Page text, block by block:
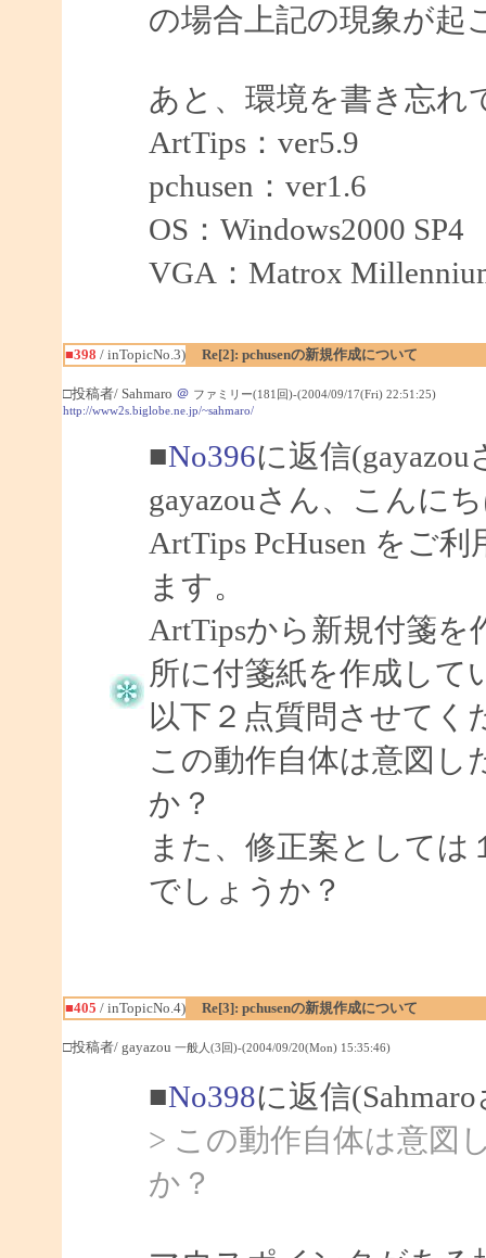
の場合上記の現象が起
あと、環境を書き忘れ
ArtTips：ver5.9
pchusen：ver1.6
OS：Windows2000 SP4
VGA：Matrox
■398 / inTopicNo.3) Re[2]: pchusenの新規作成について
□投稿者/ Sahmaro ＠ ファミリー(181回)-(2004/09/17(Fri) 22:51:25)
http://www2s.biglobe.ne.jp/~sahmaro/
■No396に返信
gayazouさん、こんに
ArtTips PcHusen をご
ます。
ArtTipsから新規付箋
所に付箋紙を作成して
以下２点質問させてく
この動作自体は意図
か？
また、修正案として
でしょうか？
■405 / inTopicNo.4) Re[3]: pchusenの新規作成について
□投稿者/ gayazou 一般人(3回)-(2004/09/20(Mon) 15:35:46)
■No398に返信
> この動作自体は意図
か？